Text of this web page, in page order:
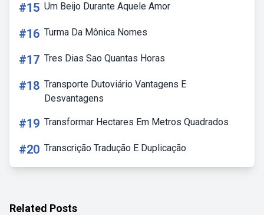
#15 Um Beijo Durante Aquele Amor
#16 Turma Da Mônica Nomes
#17 Tres Dias Sao Quantas Horas
#18 Transporte Dutoviário Vantagens E
Desvantagens
#19 Transformar Hectares Em Metros Quadrados
#20 Transcrição Tradução E Duplicação
Related Posts